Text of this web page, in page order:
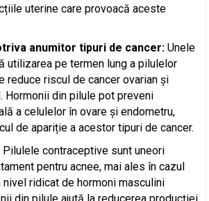
uterine care provoacă aceste
anumitor tipuri de cancer: Unele
utilizarea pe termen lung a pilulelor
reduce riscul de cancer ovarian și
Hormonii din pilule pot preveni
a celulelor în ovare și endometru,
de apariție a acestor tipuri de cancer.
Pilulele contraceptive sunt uneori
pentru acnee, mai ales în cazul
nivel ridicat de hormoni masculini
din pilule ajută la reducerea producției